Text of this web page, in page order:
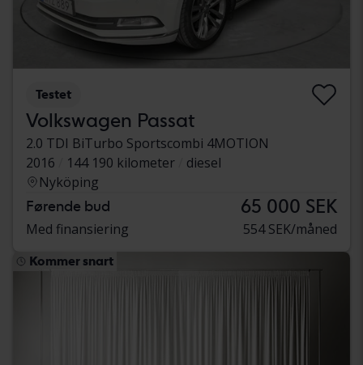
Testet
Volkswagen Passat
2.0 TDI BiTurbo Sportscombi 4MOTION
2016
144 190 kilometer
diesel
Nyköping
Førende bud 65 000 SEK
Med finansiering 554 SEK/måned
Kommer snart